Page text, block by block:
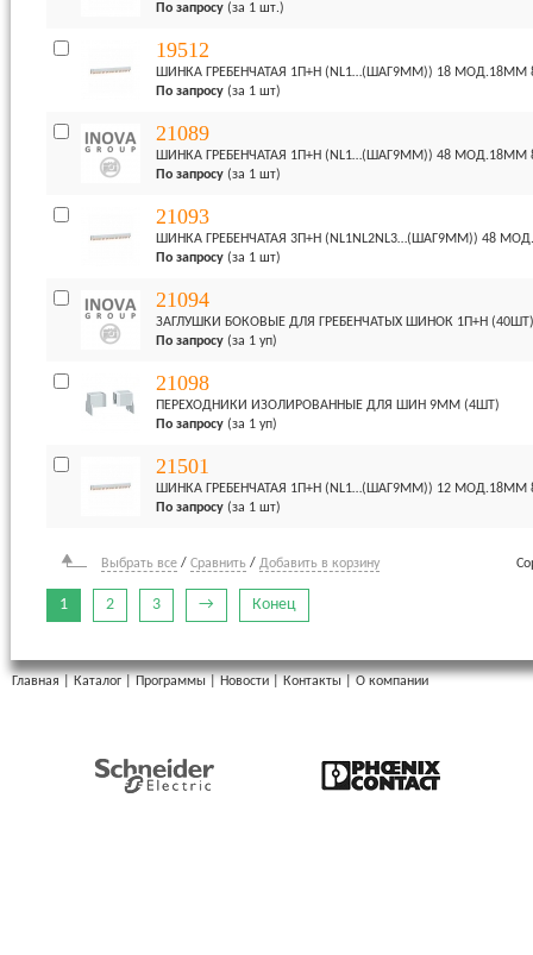
По запросу (за 1 шт.)
19512
ШИНКА ГРЕБЕНЧАТАЯ 1П+H (NL1…(ШАГ9ММ)) 18 МОД.18ММ
По запросу (за 1 шт)
21089
ШИНКА ГРЕБЕНЧАТАЯ 1П+H (NL1…(ШАГ9ММ)) 48 МОД.18ММ
По запросу (за 1 шт)
21093
ШИНКА ГРЕБЕНЧАТАЯ 3П+H (NL1NL2NL3…(ШАГ9ММ)) 48
По запросу (за 1 шт)
21094
ЗАГЛУШКИ БОКОВЫЕ ДЛЯ ГРЕБЕНЧАТЫХ ШИНОК 1П+H (40ШТ)
По запросу (за 1 уп)
21098
ПЕРЕХОДНИКИ ИЗОЛИРОВАННЫЕ ДЛЯ ШИН 9ММ (4ШТ)
По запросу (за 1 уп)
21501
ШИНКА ГРЕБЕНЧАТАЯ 1П+H (NL1…(ШАГ9ММ)) 12 МОД.18ММ
По запросу (за 1 шт)
Выбрать все / Сравнить / Добавить в корзину
1 2 3 → Конец
Главная | Каталог | Программы | Новости | Контакты | О компании